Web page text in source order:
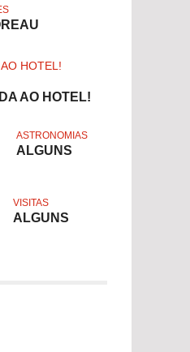
AO HOTEL!
ASTRONOMIAS
ALGUNS
VISITAS
ALGUNS